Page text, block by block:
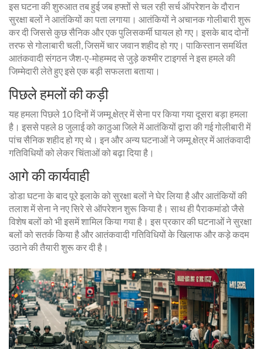
इस घटना की शुरुआत तब हुई जब हफ्तों से चल रही सर्च ऑपरेशन के दौरान
सुरक्षा बलों ने आतंकियों का पता लगाया। आतंकियों ने अचानक गोलीबारी शुरू
कर दी जिससे कुछ सैनिक और एक पुलिसकर्मी घायल हो गए। इसके बाद दोनों
तरफ से गोलाबारी चली, जिसमें चार जवान शहीद हो गए। पाकिस्तान समर्थित
आतंकवादी संगठन जैश-ए-मोहम्मद से जुड़े कश्मीर टाइगर्स ने इस हमले की
जिम्मेदारी लेते हुए इसे एक बड़ी सफलता बताया।
पिछले हमलों की कड़ी
यह हमला पिछले 10 दिनों में जम्मू क्षेत्र में सेना पर किया गया दूसरा बड़ा हमला
है। इससे पहले 8 जुलाई को काठुआ जिले में आतंकियों द्वारा की गई गोलीबारी में
पांच सैनिक शहीद हो गए थे। इन और अन्य घटनाओं ने जम्मू क्षेत्र में आतंकवादी
गतिविधियों को लेकर चिंताओं को बढ़ा दिया है।
आगे की कार्यवाही
डोडा घटना के बाद पूरे इलाके को सुरक्षा बलों ने घेर लिया है और आतंकियों की
तलाश में सेना ने नए सिरे से ऑपरेशन शुरू किया है। साथ ही पैराकमांडो जैसे
विशेष बलों को भी इसमें शामिल किया गया है। इस प्रकार की घटनाओं ने सुरक्षा
बलों को सतर्क किया है और आतंकवादी गतिविधियों के खिलाफ और कड़े कदम
उठाने की तैयारी शुरू कर दी है।